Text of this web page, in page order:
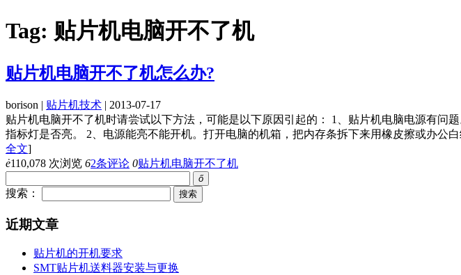
Tag: 贴片机电脑开不了机
贴片机电脑开不了机怎么办?
borison | 贴片机技术 | 2013-07-17
贴片机电脑开不了机时请尝试以下方法，可能是以下原因引起的： 1、贴片机电脑电源有
指标灯是否亮。 2、电源能亮不能开机。打开电脑的机箱，把内存条拆下来用橡皮擦或办公
全文]
ė110,078 次浏览 62条评论 0贴片机电脑开不了机
ő
搜索：
近期文章
贴片机的开机要求
SMT贴片机送料器安装与更换